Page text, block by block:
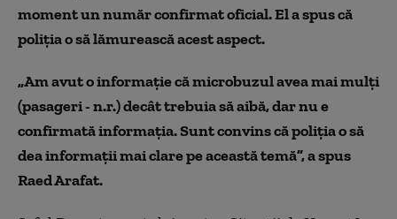
moment un număr confirmat oficial. El a spus că
poliția o să lămurească acest aspect.
„Am avut o informație că microbuzul avea mai mulți
(pasageri - n.r.) decât trebuia să aibă, dar nu e
confirmată informația. Sunt convins că poliția o să
dea informații mai clare pe această temă”, a spus
Raed Arafat.